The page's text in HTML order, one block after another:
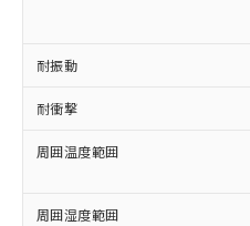
耐振動
耐衝撃
周囲温度範囲
周囲湿度範囲
在庫状況およ
記載している更
タに基づき作
覧された時点
準価格とは異な
正式な納期状
様のお取引先
ムロン制御機
鉛(Pb) 1000ppm以下、 水
六価クロム(Cr(Ⅵ))
類(PBB) 1000ppm以下、
ルベンジル（BBP）
（DBP） 1000ppm以下
但し、RoHS指令で産業用
*中国RoHS10物質の基準
Pb(鉛) :1000ppm、 Hg(水
Cr(Ⅵ)(六価クロム) :
ニル類) : 1000ppm、
ル類) : 1000ppm、
DBP(フタル酸ジブチル) :
イソブチル) : 1000ppm、
DEHP(フタル酸ビス(2-エチ
（以下｢規制貨
または国外へ
国政府の輸出
可)を取得する
当社は規制貨
全に破砕する
いよう必要な手
当社は貴社製
一定数以
一定数に